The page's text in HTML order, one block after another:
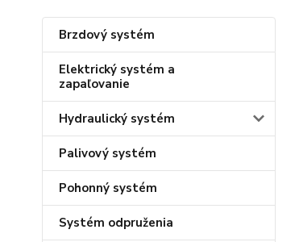
Brzdový systém
Elektrický systém a
zapaľovanie
Hydraulický systém
Palivový systém
Pohonný systém
Systém odpruženia